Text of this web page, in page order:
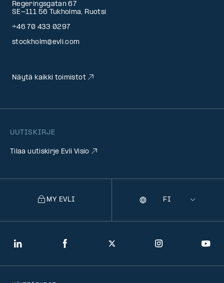
UUTISKIRJE
Tilaa uutiskirje Evli Visio
Regeringsgatan 67
SE-111 56 Tukholma, Ruotsi
+46 70 433 0297
stockholm@evli.com
Näytä kaikki toimistot
LinkedIn Facebook Twitter Instagram
MY EVLI
Selecting
Kieli